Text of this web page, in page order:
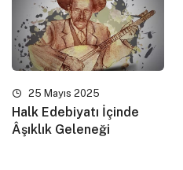
25 Mayıs 2025
Halk Edebiyatı İçinde
Âşıklık Geleneği